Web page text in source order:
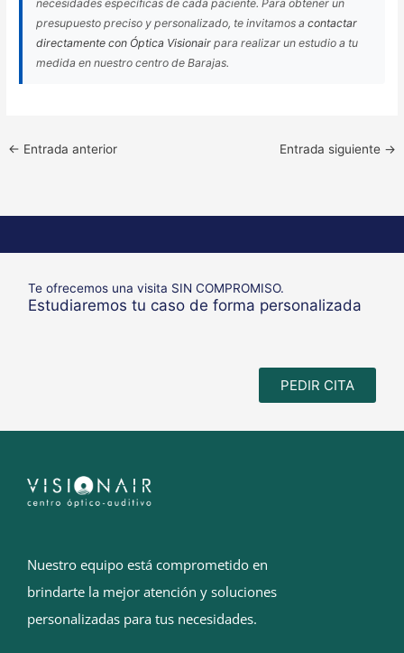
necesidades específicas de cada paciente. Para obtener un
presupuesto preciso y personalizado, te invitamos acontactar
directamente con Óptica Visionair para realizar un estudio a tu
medida en nuestro centro de Barajas.
← Entrada anterior Entrada siguiente →
Te ofrecemos una visita SIN COMPROMISO.
Estudiaremos tu caso de forma personalizada
PEDIR CITA
Nuestro equipo está comprometido en
brindarte la mejor atención y soluciones
personalizadas para tus necesidades.